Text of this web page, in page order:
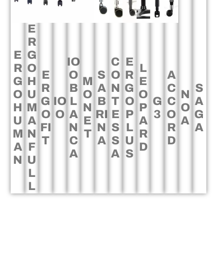
E
R
G
O
H
U
M
A
N
E
R
G
O
H
U
M
A
N
F
U
L
L
E
R
G
O
FI
T
IO
O
IO
O
B
L
A
N
C
A
M
O
N
E
T
S
A
B
RI
N
A
C
O
N
T
E
S
S
A
E
R
G
O
P
L
U
S
L
E
O
P
A
R
D
G
3
A
C
C
O
R
D
N
O
A
S
A
G
A